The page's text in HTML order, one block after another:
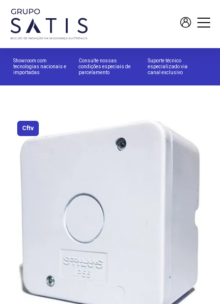
Showroom com
tecnologias nacionais e
importadas
Consulte nossas
condições especiais de
parcelamento
Suporte técnico
especializado via
canal exclusivo
Cftv